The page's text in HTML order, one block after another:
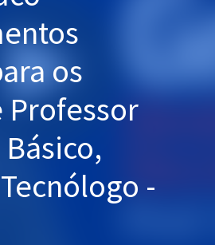
os
Professor
-